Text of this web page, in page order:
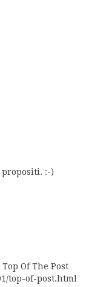
:-)
Of The Post
top-of-post.html